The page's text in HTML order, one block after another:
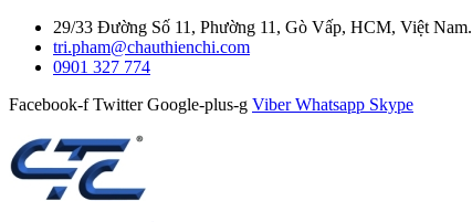
29/33 Đường Số 11, Phường 11, Gò Vấp, HCM, Việt Nam.
tri.pham@chauthienchi.com
0901 327 774
Facebook-f Twitter Google-plus-g Viber Whatsapp Skype